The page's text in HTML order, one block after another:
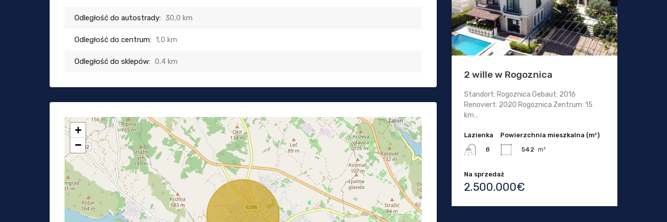
Odległość do autostrady: 30,0 km
Odległość do centrum: 1,0 km
Odległość do sklepów: 0,4 km
+
−
2 wille w Rogoznica
Standort: Rogoznica Gebaut: 2016
Renoviert: 2020 Rogoznica Zentrum: 15
km…
Lazienka
8
Powierzchnia mieszkalna (m²)
542 m²
Na sprzedaż
2.500.000€